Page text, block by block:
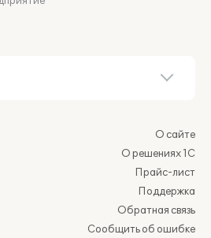
О сайте
О решениях 1С
Прайс-лист
Поддержка
Обратная связь
Сообщить об ошибке